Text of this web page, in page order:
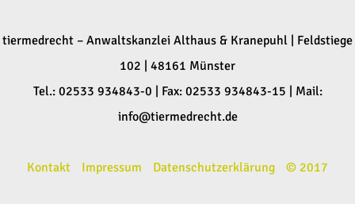
tiermedrecht – Anwaltskanzlei Althaus & Kranepuhl | Feldstiege
102 | 48161 Münster
Tel.: 02533 934843-0 | Fax: 02533 934843-15 | Mail:
info@tiermedrecht.de
Kontakt Impressum Datenschutzerklärung © 2017